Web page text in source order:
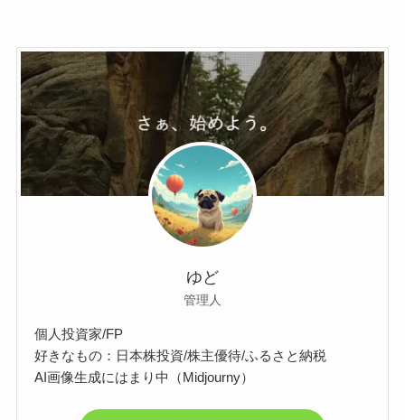
ゆど
管理人
個人投資家/FP
好きなもの：日本株投資/株主優待/ふるさと納税
AI画像生成にはまり中（Midjourny）